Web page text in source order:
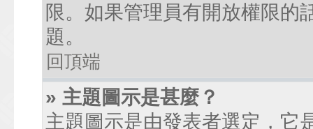
限。如果管理員有開放權限的
題。
回頂端
» 主題圖示是甚麼？
主題圖示是由發表者選定，它